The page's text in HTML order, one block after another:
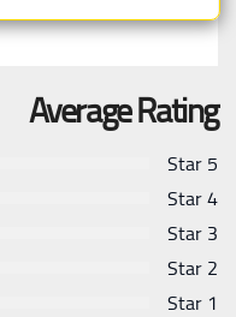
Average Rating
5 Star
4 Star
3 Star
2 Star
1 Star